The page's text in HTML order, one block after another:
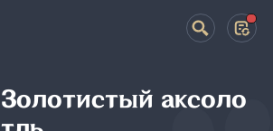
Золотистый аксоло